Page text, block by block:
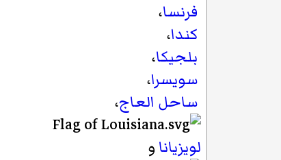
فرنسا،
كندا،
بلجيكا،
سويسرا،
ساحل العاج،
لويزيانا و